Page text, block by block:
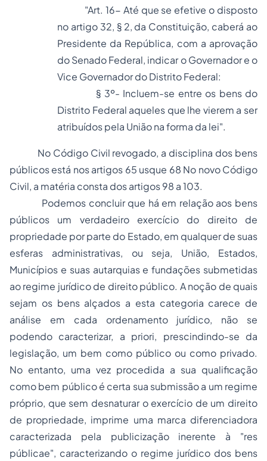
"Art. 16- Até que se efetive o disposto
no artigo 32, § 2, da Constituição, caberá ao
Presidente da República, com a aprovação
do Senado Federal, indicar o Governador e o
Vice Governador do Distrito Federal:
§ 3º- Incluem-se entre os bens do
Distrito Federal aqueles que lhe vierem a ser
atribuídos pela União na forma da lei".
No Código Civil revogado, a disciplina dos bens
públicos está nos artigos 65 usque 68 No novo Código
Civil, a matéria consta dos artigos 98 a 103.
Podemos concluir que há em relação aos bens
públicos um verdadeiro exercício do direito de
propriedade por parte do Estado, em qualquer de suas
esferas administrativas, ou seja, União, Estados,
Municípios e suas autarquias e fundações submetidas
ao regime jurídico de direito público. A noção de quais
sejam os bens alçados a esta categoria carece de
análise em cada ordenamento jurídico, não se
podendo caracterizar, a priori, prescindindo-se da
legislação, um bem como público ou como privado.
No entanto, uma vez procedida a sua qualificação
como bem público é certa sua submissão a um regime
próprio, que sem desnaturar o exercício de um direito
de propriedade, imprime uma marca diferenciadora
caracterizada pela publicização inerente à "res
públicae", caracterizando o regime jurídico dos bens